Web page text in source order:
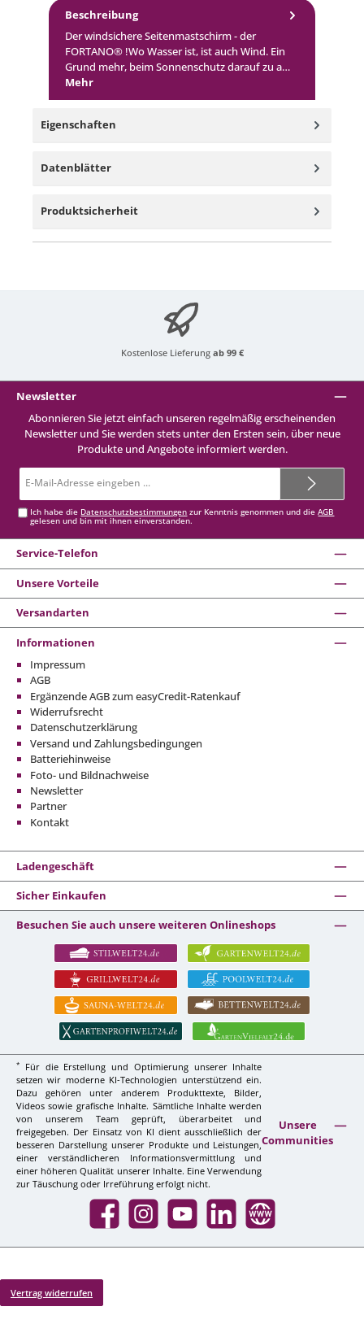
Beschreibung
Der windsichere Seitenmastschirm - der
FORTANO® !Wo Wasser ist, ist auch Wind. Ein
Grund mehr, beim Sonnenschutz darauf zu a…
Mehr
Eigenschaften
Datenblätter
Produktsicherheit
Kostenlose Lieferung ab 99 €
Newsletter
Abonnieren Sie jetzt einfach unseren regelmäßig erscheinenden
Newsletter und Sie werden stets unter den Ersten sein, über neue
Produkte und Angebote informiert werden.
Mail-
Ich habe die Datenschutzbestimmungen zur Kenntnis genommen und dieAGB
gelesen und bin mit ihnen einverstanden.
Service-Telefon
Unsere Vorteile
Versandarten
Informationen
Impressum
AGB
Ergänzende AGB zum easyCredit-Ratenkauf
Widerrufsrecht
Datenschutzerklärung
Versand und Zahlungsbedingungen
Batteriehinweise
Foto- und Bildnachweise
Newsletter
Partner
Kontakt
Ladengeschäft
Sicher Einkaufen
Besuchen Sie auch unsere weiteren Onlineshops
*
Für die Erstellung und Optimierung unserer Inhalte
setzen wir moderne KI-Technologien unterstützend ein.
Dazu gehören unter anderem Produkttexte, Bilder,
Videos sowie grafische Inhalte. Sämtliche Inhalte werden
von unserem Team geprüft, überarbeitet und
freigegeben. Der Einsatz von KI dient ausschließlich der
besseren Darstellung unserer Produkte und Leistungen,
einer verständlicheren Informationsvermittlung und
einer höheren Qualität unserer Inhalte. Eine Verwendung
zur Täuschung oder Irreführung erfolgt nicht.
Unsere
Communities
Facebook InstagramYouTube LinkedIn Website
Vertrag widerrufen